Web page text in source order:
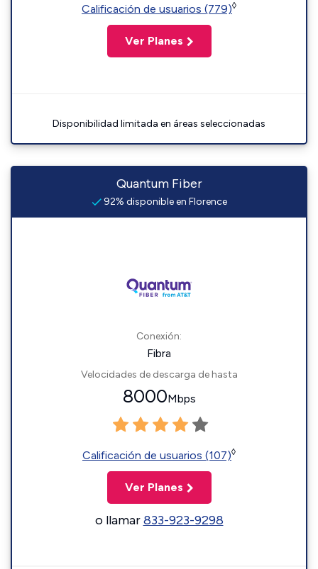
Calificación de usuarios (779)◊
Ver Planes
Disponibilidad limitada en áreas seleccionadas
Quantum Fiber
92% disponible en Florence
Conexión:
Fibra
Velocidades de descarga de hasta
8000Mbps
Calificación de usuarios (107)◊
Ver Planes
o llamar833-923-9298